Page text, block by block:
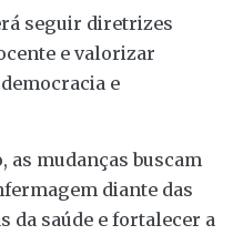
seguir diretrizes
e valorizar
e
as mudanças buscam
diante das
da saúde e fortalecer a